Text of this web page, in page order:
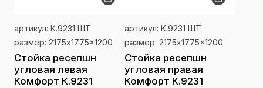
артикул: К.9231 ШТ
размер: 2175x1775x1200
Стойка ресепшн
угловая левая
Комфорт К.9231
артикул: К.9231 ШТ
размер: 2175x1775x1200
Стойка ресепшн
угловая правая
Комфорт К.9231